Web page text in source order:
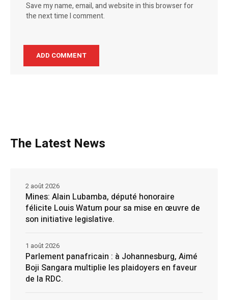
Save my name, email, and website in this browser for
the next time I comment.
The Latest News
Mines: Alain Lubamba, député honoraire
félicite Louis Watum pour sa mise en œuvre de
son initiative legislative.
2 août 2026
Parlement panafricain : à Johannesburg, Aimé
Boji Sangara multiplie les plaidoyers en faveur
de la RDC.
1 août 2026